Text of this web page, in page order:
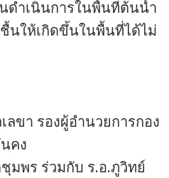
ดำเนินการในพื้นที่ต้นน้ำ
นให้เกิดขึ้นในพื้นที่ได้ไม่
ขา รองผู้อำนวยการกอง
คง
มพร ร่วมกับ ร.อ.ภูวิทย์